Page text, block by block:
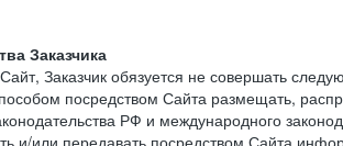
Заказчика
Заказчик обязуется не совершать
посредством Сайта размещать,
РФ и международного
и/или передавать посредством Сайта